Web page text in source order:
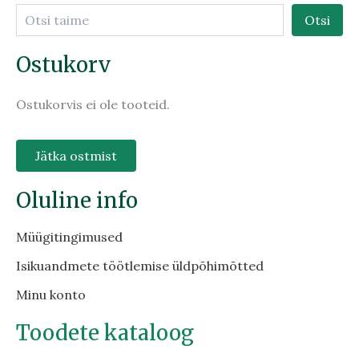
Otsi
Ostukorv
Ostukorvis ei ole tooteid.
Jätka ostmist
Oluline info
Müügitingimused
Isikuandmete töötlemise üldpõhimõtted
Minu konto
Toodete kataloog